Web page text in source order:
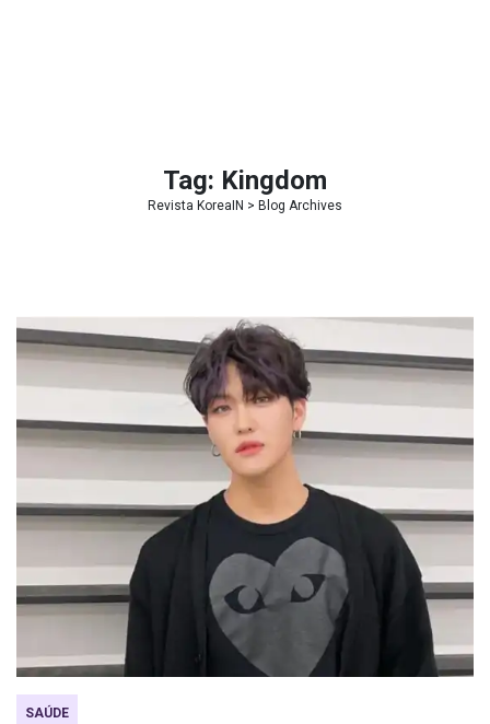
Tag: Kingdom
Revista KoreaIN > Blog Archives
SAÚDE